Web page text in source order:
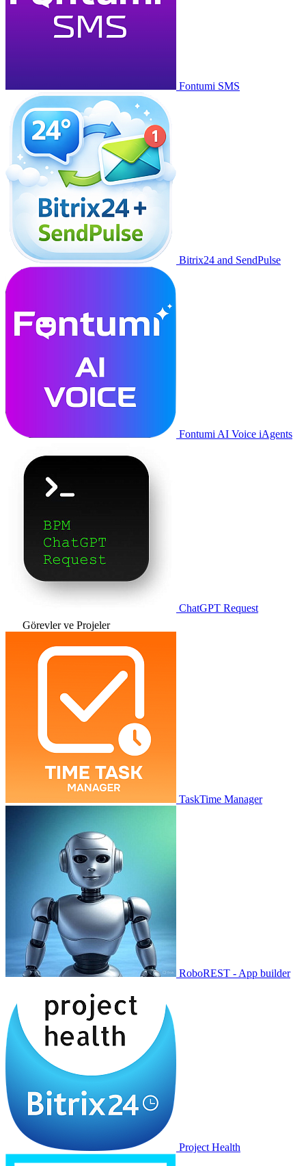
Fontumi SMS
Bitrix24 and SendPulse
Fontumi AI Voice iAgents
ChatGPT Request
Görevler ve Projeler
TaskTime Manager
RoboREST - App builder
Project Health